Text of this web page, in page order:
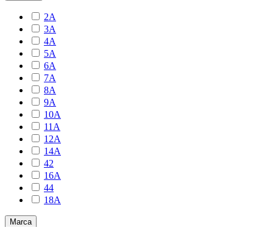
2A
3A
4A
5A
6A
7A
8A
9A
10A
11A
12A
14A
42
16A
44
18A
Marca